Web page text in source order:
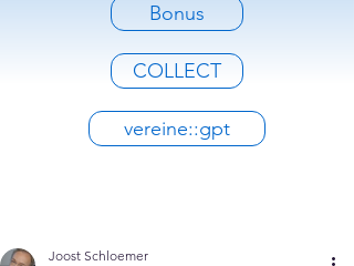
Bonus
COLLECT
vereine::gpt
Joost Schloemer